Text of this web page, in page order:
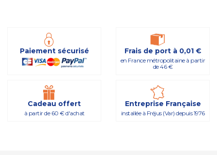
Paiement sécurisé Frais de port à 0,01 €
en France métropolitaine à partir
de 46 €
Cadeau offert
à partir de 60 € d'achat
Entreprise Française
installée à Fréjus (Var) depuis 1976